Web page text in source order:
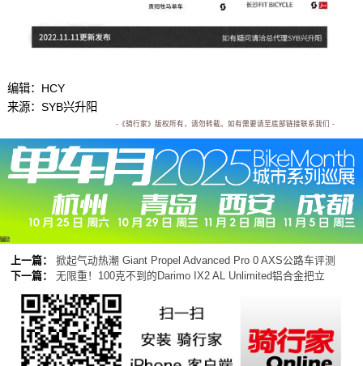
编辑：HCY
来源：SYB兴升阳
-《骑行家》版权所有，请勿转载。如有需要请至底部链接联系我们 -
广告
上一篇：
掀起气动热潮 Giant Propel Advanced Pro 0 AXS公路车评测
下一篇：
无限重！100克不到的Darimo IX2 AL Unlimited铝合金把立